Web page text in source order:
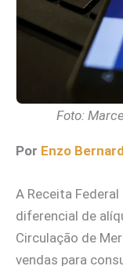
Foto:
Por Enzo
A Receita
diferencial de
Circulação de
vendas para